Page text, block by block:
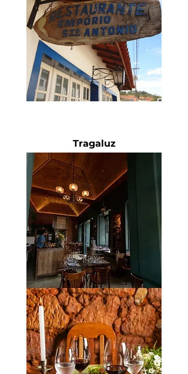
Tragaluz